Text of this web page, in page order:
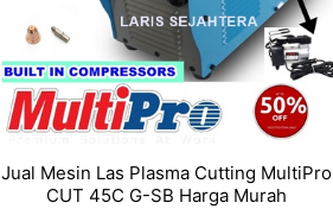
Jual Mesin Las Plasma Cutting MultiPro
CUT 45C G-SB Harga Murah